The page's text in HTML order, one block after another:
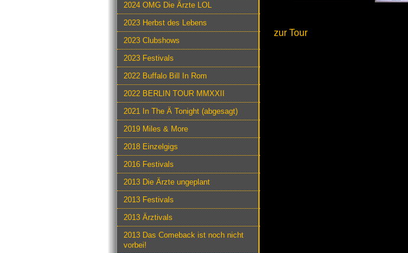
2024 OMG Die Ärzte LOL
2023 Herbst des Lebens
2023 Clubshows
2023 Festivals
2022 Buffalo Bill In Rom
2022 BERLIN TOUR MMXXII
2021 In The Ä Tonight (abgesagt)
2019 Miles & More
2018 Einzelgigs
2016 Festivals
2013 Die Ärzte ungeplant
2013 Festivals
2013 Ärztivals
2013 Das Comeback ist noch nicht
vorbei!
zur Tour